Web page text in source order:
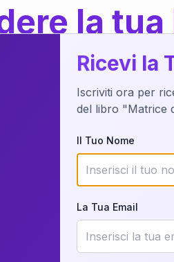
la
del Destino attraverso
attraverso il
Interpretazione
personalizzata
Ricevi la
Iscriviti ora per
del libro "Matrice
Il Tuo Nome
La Tua Email